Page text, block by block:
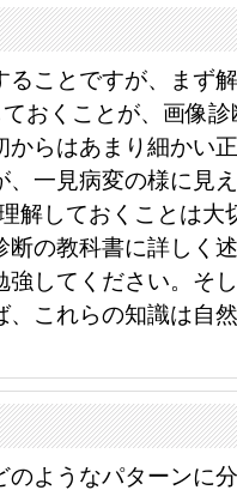
ることですが、まず
おくことが、画像
からはあまり細かい
、一見病変の様に見
解しておくことは大
断の教科書に詳しく
強してください。そ
、これらの知識は自
のようなパターンに